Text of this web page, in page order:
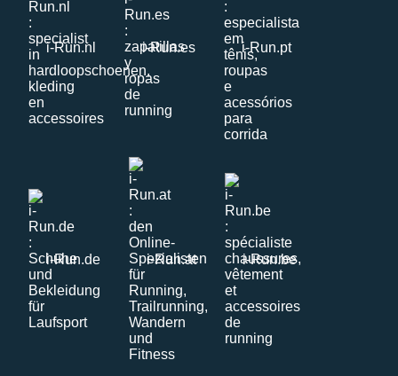
i-Run.nl i-Run.es i-Run.pt
i-Run.de i-Run.at i-Run.be